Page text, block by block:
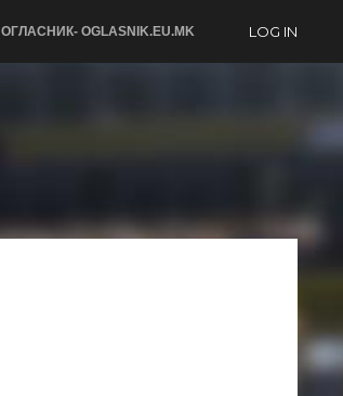
LOG IN
ОГЛАСНИК- OGLASNIK.EU.MK